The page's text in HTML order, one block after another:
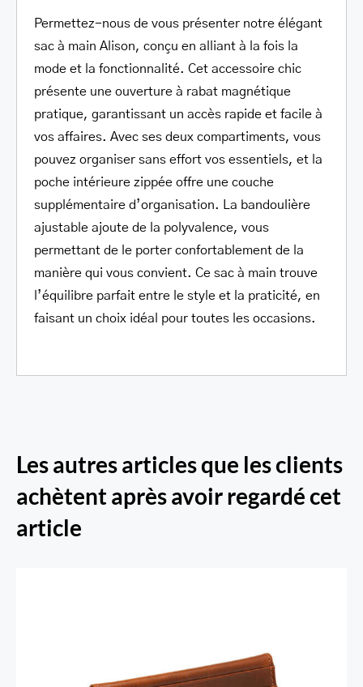
Permettez-nous de vous présenter notre élégant
sac à main Alison, conçu en alliant à la fois la
mode et la fonctionnalité. Cet accessoire chic
présente une ouverture à rabat magnétique
pratique, garantissant un accès rapide et facile à
vos affaires. Avec ses deux compartiments, vous
pouvez organiser sans effort vos essentiels, et la
poche intérieure zippée offre une couche
supplémentaire d’organisation. La bandoulière
ajustable ajoute de la polyvalence, vous
permettant de le porter confortablement de la
manière qui vous convient. Ce sac à main trouve
l’équilibre parfait entre le style et la praticité, en
faisant un choix idéal pour toutes les occasions.
Les autres articles que les clients
achètent après avoir regardé cet
article